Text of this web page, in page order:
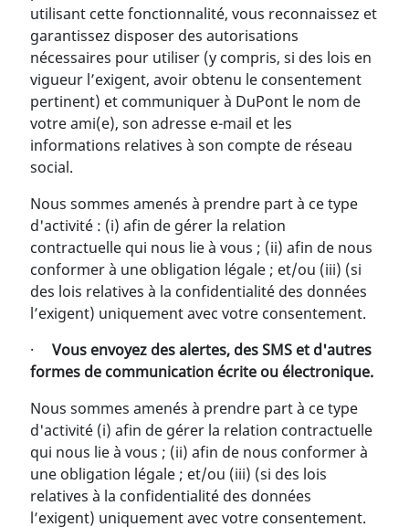
utilisant cette fonctionnalité, vous reconnaissez et
garantissez disposer des autorisations
nécessaires pour utiliser (y compris, si des lois en
vigueur l’exigent, avoir obtenu le consentement
pertinent) et communiquer à DuPont le nom de
votre ami(e), son adresse e-mail et les
informations relatives à son compte de réseau
social.
Nous sommes amenés à prendre part à ce type
d'activité : (i) afin de gérer la relation
contractuelle qui nous lie à vous ; (ii) afin de nous
conformer à une obligation légale ; et/ou (iii) (si
des lois relatives à la confidentialité des données
l’exigent) uniquement avec votre consentement.
· Vous envoyez des alertes, des SMS et d'autres
formes de communication écrite ou électronique.
Nous sommes amenés à prendre part à ce type
d'activité (i) afin de gérer la relation contractuelle
qui nous lie à vous ; (ii) afin de nous conformer à
une obligation légale ; et/ou (iii) (si des lois
relatives à la confidentialité des données
l’exigent) uniquement avec votre consentement.